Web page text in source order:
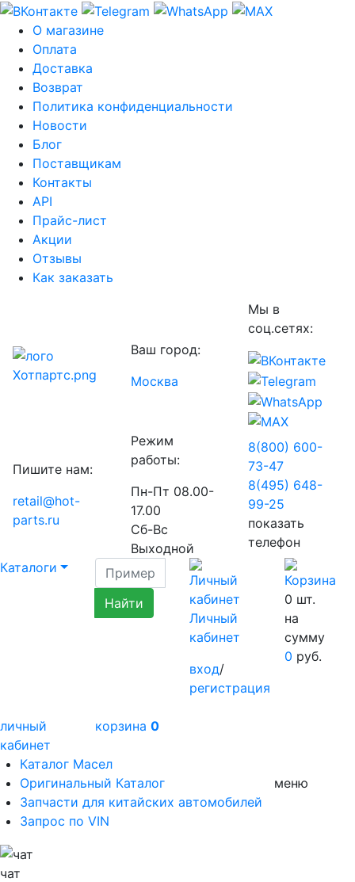
О магазине
Оплата
Доставка
Возврат
Политика конфиденциальности
Новости
Блог
Поставщикам
Контакты
API
Прайс-лист
Акции
Отзывы
Как заказать
Ваш город:
Москва
Мы в
соц.сетях:
Пишите нам:
retail@hot-
parts.ru
Режим
работы:
Пн-Пт 08.00-
17.00
Сб-Вс
Выходной
8(800) 600-
73-47
8(495) 648-
99-25
показать
телефон
Каталоги
Личный
кабинет
вход/
регистрация
0 шт.
на
сумму
0 руб.
личный
кабинет
корзина 0
Каталог Масел
Оригинальный Каталог
Запчасти для китайских автомобилей
Запрос по VIN
меню
чат